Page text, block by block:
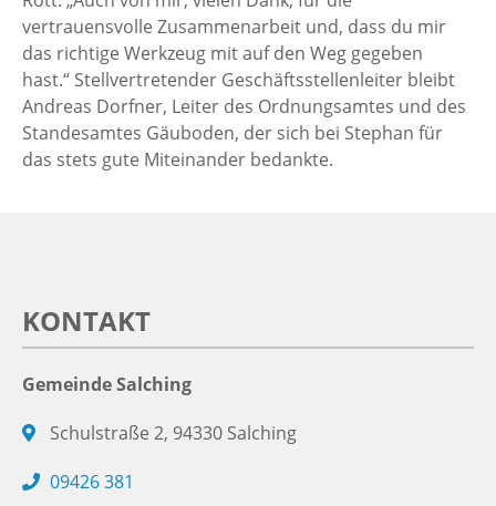
vertrauensvolle Zusammenarbeit und, dass du mir
das richtige Werkzeug mit auf den Weg gegeben
hast.“ Stellvertretender Geschäftsstellenleiter bleibt
Andreas Dorfner, Leiter des Ordnungsamtes und des
Standesamtes Gäuboden, der sich bei Stephan für
das stets gute Miteinander bedankte.
KONTAKT
Gemeinde Salching
Schulstraße 2, 94330 Salching
09426 381